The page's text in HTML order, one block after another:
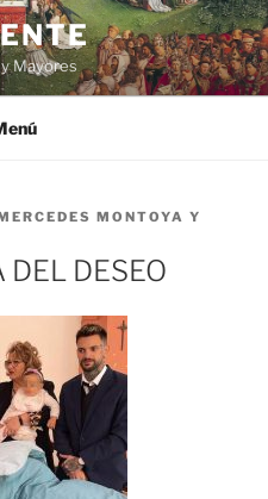
Mayores
MONTOYA Y
DESEO